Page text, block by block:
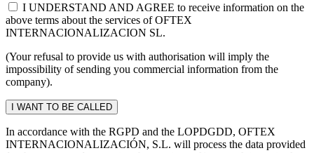
I UNDERSTAND AND AGREE to receive information on the
above terms about the services of OFTEX
INTERNACIONALIZACION SL.
(Your refusal to provide us with authorisation will imply the
impossibility of sending you commercial information from the
company).
In accordance with the RGPD and the LOPDGDD, OFTEX
INTERNACIONALIZACIÓN, S.L. will process the data provided